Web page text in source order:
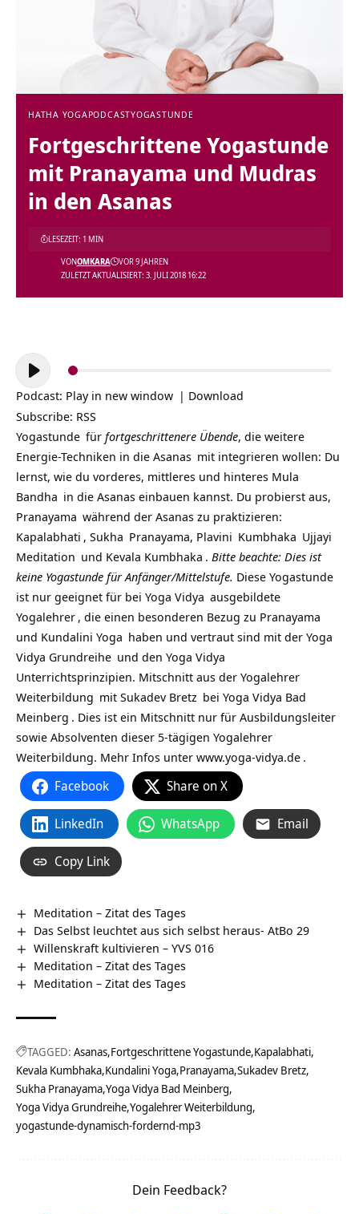
HATHA YOGAPODCASTYOGASTUNDE
Fortgeschrittene Yogastunde
mit Pranayama und Mudras
in den Asanas
ZULETZT AKTUALISIERT: 3. JULI 2018 16:22
VONOMKARA VOR 9 JAHREN
LESEZEIT: 1 MIN
Audio-
Player
Podcast: Play in new window | Download
Subscribe: RSS
Yogastunde für fortgeschrittenere Übende, die weitere
Energie-Techniken in die Asanas mit integrieren wollen: Du
lernst, wie du vorderes, mittleres und hinteres Mula
Bandha in die Asanas einbauen kannst. Du probierst aus,
Pranayama während der Asanas zu praktizieren:
Kapalabhati , Sukha Pranayama, Plavini Kumbhaka Ujjayi
Meditation und Kevala Kumbhaka . Bitte beachte: Dies ist
keine Yogastunde für Anfänger/Mittelstufe. Diese Yogastunde
ist nur geeignet für bei Yoga Vidya ausgebildete
Yogalehrer , die einen besonderen Bezug zu Pranayama
und Kundalini Yoga haben und vertraut sind mit der Yoga
Vidya Grundreihe und den Yoga Vidya
Unterrichtsprinzipien. Mitschnitt aus der Yogalehrer
Weiterbildung mit Sukadev Bretz bei Yoga Vidya Bad
Meinberg . Dies ist ein Mitschnitt nur für Ausbildungsleiter
sowie Absolventen dieser 5-tägigen Yogalehrer
Weiterbildung. Mehr Infos unter www.yoga-vidya.de .
Facebook Share on X
LinkedIn WhatsApp Email
Copy Link
Meditation – Zitat des Tages
Das Selbst leuchtet aus sich selbst heraus- AtBo 29
Willenskraft kultivieren – YVS 016
Meditation – Zitat des Tages
Meditation – Zitat des Tages
TAGGED: Asanas Fortgeschrittene Yogastunde Kapalabhati
Kevala Kumbhaka Kundalini Yoga Pranayama Sukadev Bretz
Sukha Pranayama Yoga Vidya Bad Meinberg
Yoga Vidya Grundreihe Yogalehrer Weiterbildung
yogastunde-dynamisch-fordernd-mp3
Dein Feedback?